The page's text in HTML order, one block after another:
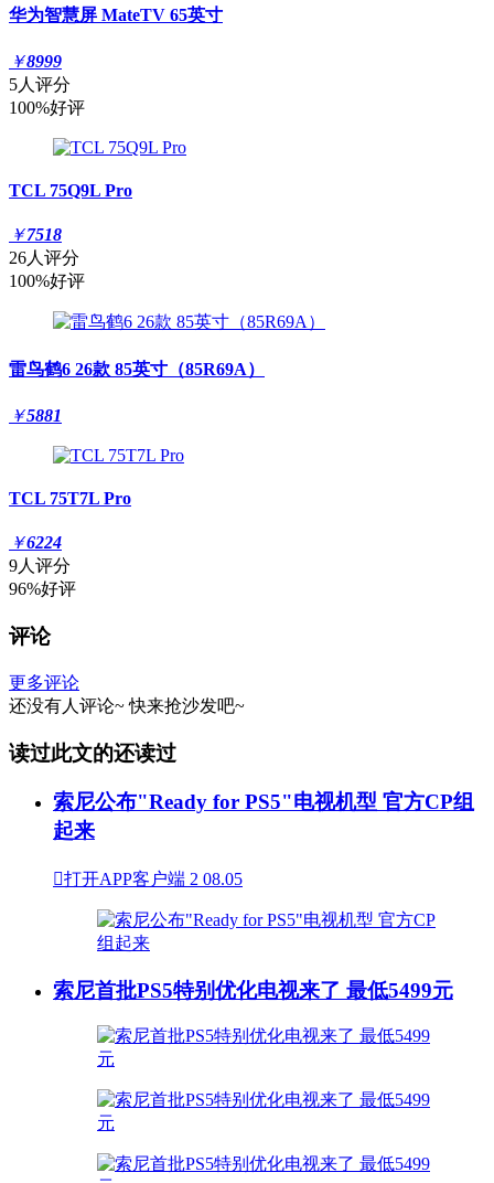
华为智慧屏 MateTV 65英寸
￥8999
5人评分
100%好评
TCL 75Q9L Pro
￥7518
26人评分
100%好评
雷鸟鹤6 26款 85英寸（85R69A）
￥5881
TCL 75T7L Pro
￥6224
9人评分
96%好评
评论
更多评论
还没有人评论~ 快来抢沙发吧~
读过此文的还读过
索尼公布"Ready for PS5"电视机型 官方CP组
起来
打开APP客户端 2 08.05
索尼首批PS5特别优化电视来了 最低5499元